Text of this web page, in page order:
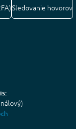
Sledovanie hovorov